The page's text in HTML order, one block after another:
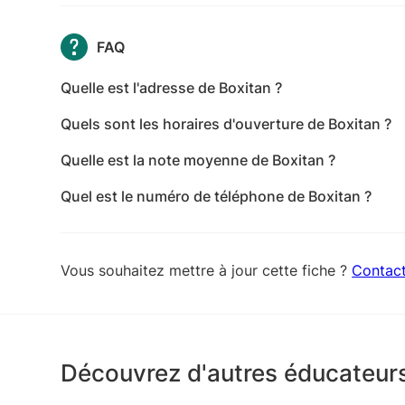
FAQ
Quelle est l'adresse de Boxitan ?
Quels sont les horaires d'ouverture de Boxitan ?
mercredi: Ouvert 24h/24 - jeudi: Ouvert 24h/24
dimanche: Ouvert 24h/24
Quelle est la note moyenne de Boxitan ?
Quel est le numéro de téléphone de Boxitan ?
Vous souhaitez mettre à jour cette fiche ?
Découvrez d'autres